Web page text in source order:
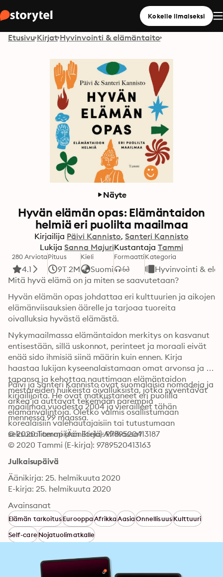
Kokeile ilmaiseksi
Etusivu Kirjat Hyvinvointi & elämäntaito
Näyte
Hyvän elämän opas: Elämäntaidon
helmiä eri puolilta maailmaa
Kirjailija Päivi Kannisto Santeri Kannisto
Lukija Sanna MajuriKustantaja Tammi
280 Arviota
4.1
Pituus
9T 2M
Kieli
Suomi
FormaattiKategoria
Hyvinvointi &
Mitä hyvä elämä on ja miten se saavutetaan?
Hyvän elämän opas johdattaa eri kulttuurien ja aikojen
elämänviisauksien äärelle ja tarjoaa tuoreita
oivalluksia hyvästä elämästä.
Nykymaailmassa elämäntaidon merkitys on kasvanut
entisestään, sillä uskonnot, perinteet ja moraali eivät
enää sido ihmisiä siinä määrin kuin ennen. Kirja
haastaa lukijan kyseenalaistamaan omat arvonsa ja
tapansa ja kehottaa nauttimaan elämäntaidon
mestareiden huikeista oivalluksista, jotka syventävät
arkea ja auttavat tekemään parempia
elämänvalintoja. Oletko valmis osallistumaan
korealaisiin valehautajaisiin tai tutustumaan
seksuaaliterapiaan Etelä-Afrikassa?
Päivi ja Santeri Kannisto ovat suomalaisia nomadeja ja
kirjailijoita. He ovat matkustaneet eri puolilla
maailmaa vuodesta 2004 ja vierailleet tähän
mennessä 99 maassa.
© 2020 Tammi (Äänikirja): 9789520413187
© 2020 Tammi (E-kirja): 9789520413163
Julkaisupäivä
Äänikirja: 25. helmikuuta 2020
E-kirja: 25. helmikuuta 2020
Avainsanat
Elämän tarkoitusEurooppaAfrikkaAasiaOnnellisuusKulttuuri
Self-careNojatuolimatkalle